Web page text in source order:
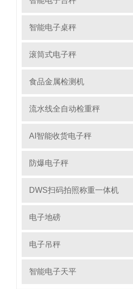
智能电子桌秤
滚筒式电子秤
食品金属检测机
流水线全自动检重秤
AI智能收货电子秤
防爆电子秤
DWS扫码拍照称重一体机
电子地磅
电子吊秤
智能电子天平